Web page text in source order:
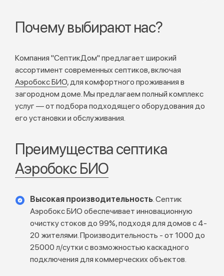
Почему выбирают нас?
Компания "СептикДом" предлагает широкий
ассортимент современных септиков, включая
Аэробокс БИО, для комфортного проживания в
загородном доме. Мы предлагаем полный комплекс
услуг — от подбора подходящего оборудования до
его установки и обслуживания.
Преимущества септика
Аэробокс БИО
Высокая производительность. Септик
Аэробокс БИО обеспечивает инновационную
очистку стоков до 99%, подходя для домов с 4-
20 жителями. Производительность - от 1000 до
25000 л/сутки с возможностью каскадного
подключения для коммерческих объектов.